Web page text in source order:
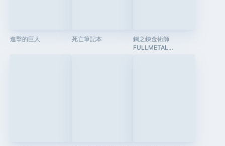
進擊的巨人 死亡筆記本
鋼之鍊金術師
FULLMETAL